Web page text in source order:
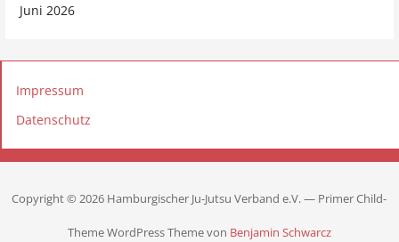
Juni 2026
Impressum
Datenschutz
Copyright © 2026 Hamburgischer Ju-Jutsu Verband e.V. — Primer Child-
Theme WordPress Theme von Benjamin Schwarcz